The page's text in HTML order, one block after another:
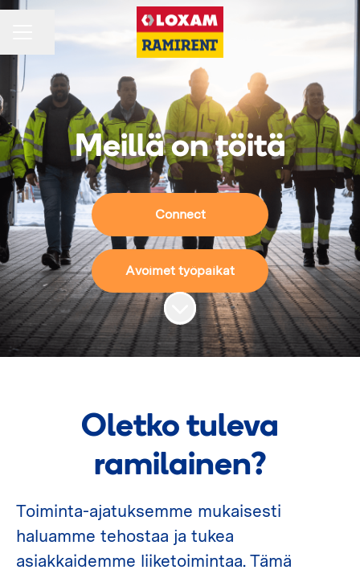
URAVALIKKO
Jaa sivu
Meillä on töitä
Connect
Avoimet työpaikat
Siirry sisältöön
Oletko tuleva
ramilainen?
Toiminta-ajatuksemme mukaisesti
haluamme tehostaa ja tukea
asiakkaidemme liiketoimintaa. Tämä